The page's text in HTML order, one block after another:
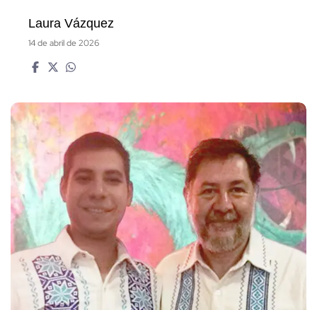
Laura Vázquez
14 de abril de 2026